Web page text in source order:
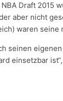
Draft 2015
aber nicht
waren seine
seinen
einsetzbar